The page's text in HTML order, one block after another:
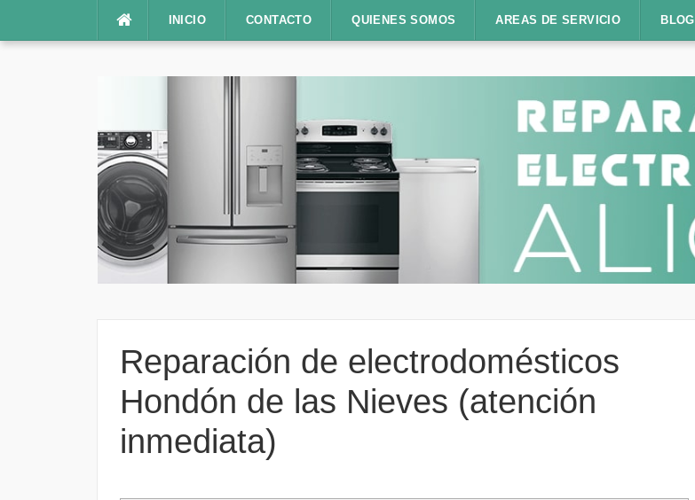
INICIO CONTACTO QUIENES SOMOS AREAS DE SERVICIO BLOG
Reparación de electrodomésticos
Hondón de las Nieves (atención
inmediata)